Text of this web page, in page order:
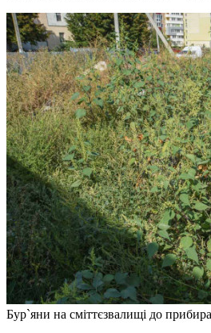
Бур`яни на сміттєзвалищі до